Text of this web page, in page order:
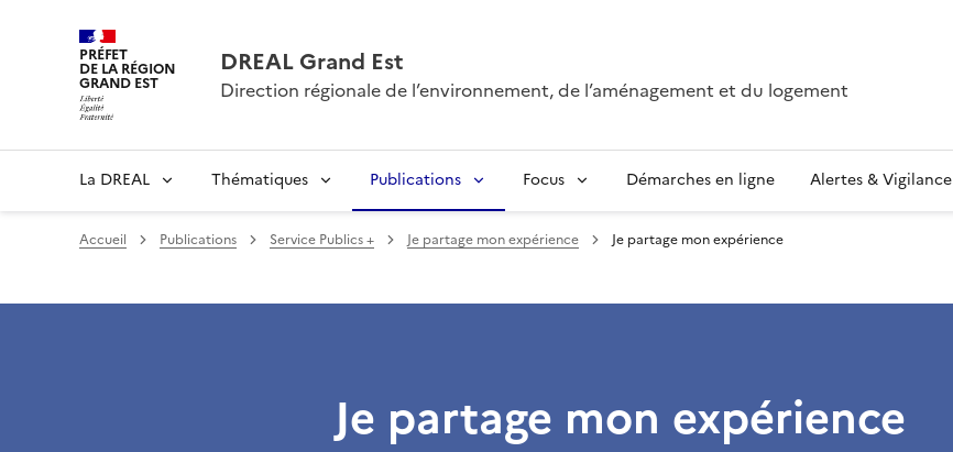
PRÉFET
DE LA RÉGION
GRAND EST
DREAL Grand Est
Direction régionale de l’environnement, de l’aménagement et du logement
La DREAL Thématiques Publications Focus Démarches en ligne Alertes & Vigilance
Accueil Publications Service Publics + Je partage mon expérience Je partage mon expérience
Je partage mon expérience